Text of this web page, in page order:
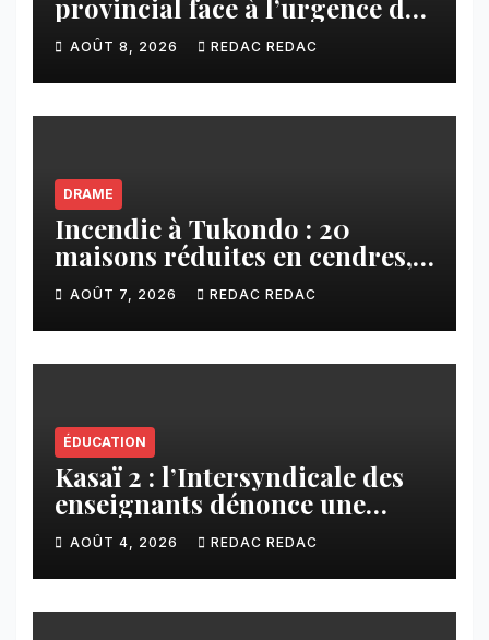
provincial face à l’urgence des
érosions qui menacent la cité
AOÛT 8, 2026 REDAC REDAC
DRAME
Incendie à Tukondo : 20
maisons réduites en cendres,
plusieurs familles sans abri
AOÛT 7, 2026 REDAC REDAC
ÉDUCATION
Kasaï 2 : l’Intersyndicale des
enseignants dénonce une
contribution financière
imposée aux écoles de la
CNCA
AOÛT 4, 2026 REDAC REDAC